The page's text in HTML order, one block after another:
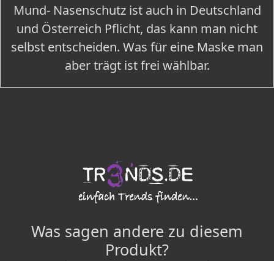
Mund- Nasenschutz ist auch in Deutschland
und Österreich Pflicht, das kann man nicht
selbst entscheiden. Was für eine Maske man
aber trägt ist frei wählbar.
Was sagen andere zu diesem
Produkt?